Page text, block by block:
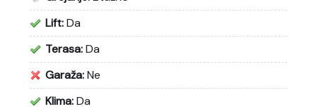
Lift:Da
Terasa:Da
Garaža:Ne
Klima:Da